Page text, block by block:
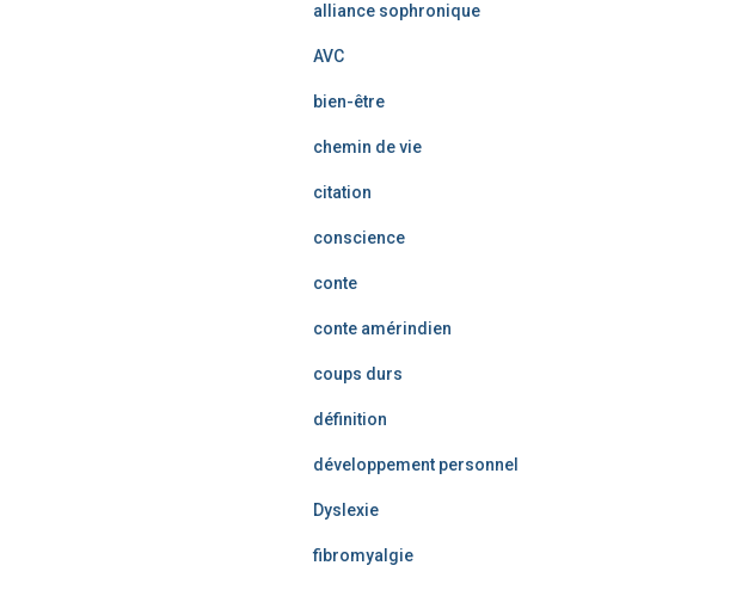
alliance sophronique
AVC
bien-être
chemin de vie
citation
conscience
conte
conte amérindien
coups durs
définition
développement personnel
Dyslexie
fibromyalgie